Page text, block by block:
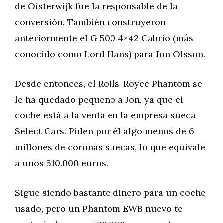
de Oisterwijk fue la responsable de la
conversión. También construyeron
anteriormente el G 500 4×42 Cabrio (más
conocido como Lord Hans) para Jon Olsson.
Desde entonces, el Rolls-Royce Phantom se
le ha quedado pequeño a Jon, ya que el
coche está a la venta en la empresa sueca
Select Cars. Piden por él algo menos de 6
millones de coronas suecas, lo que equivale
a unos 510.000 euros.
Sigue siendo bastante dinero para un coche
usado, pero un Phantom EWB nuevo te